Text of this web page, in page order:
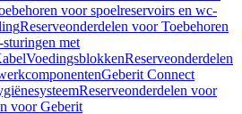
voor spoelreservoirs en wc-
Reserveonderdelen voor Toebehoren
met
VoedingsblokkenReserveonderdelen
Geberit Connect
Reserveonderdelen voor
voor Geberit